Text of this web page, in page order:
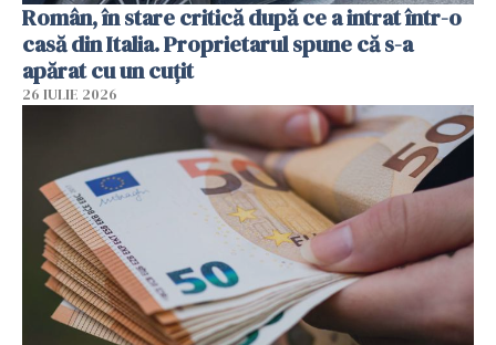
Român, în stare critică după ce a intrat într-o
casă din Italia. Proprietarul spune că s-a
apărat cu un cuțit
26 IULIE 2026